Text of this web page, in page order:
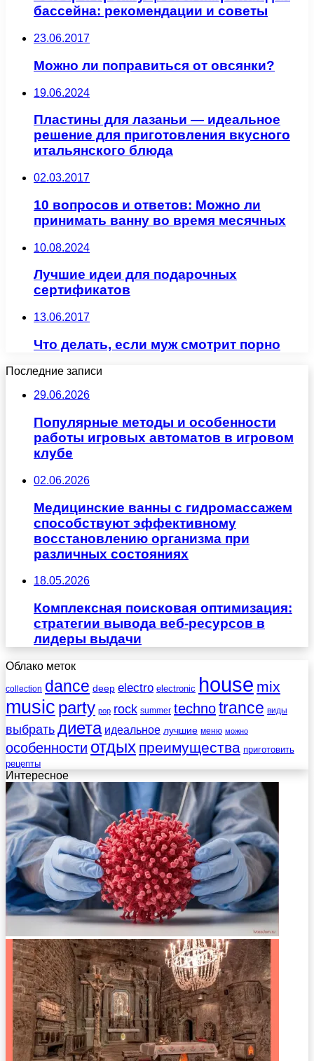
бассейна: рекомендации и советы
23.06.2017
Можно ли поправиться от овсянки?
19.06.2024
Пластины для лазаньи — идеальное
решение для приготовления вкусного
итальянского блюда
02.03.2017
10 вопросов и ответов: Можно ли
принимать ванну во время месячных
10.08.2024
Лучшие идеи для подарочных
сертификатов
13.06.2017
Что делать, если муж смотрит порно
Последние записи
29.06.2026
Популярные методы и особенности
работы игровых автоматов в игровом
клубе
02.06.2026
Медицинские ванны с гидромассажем
способствуют эффективному
восстановлению организма при
различных состояниях
18.05.2026
Комплексная поисковая оптимизация:
стратегии вывода веб-ресурсов в
лидеры выдачи
Облако меток
collection dance deep electro electronic house mix
music party pop rock summer technotrance виды
выбратьдиета идеальное лучшие меню можно
особенности отдых преимущества приготовить
рецепты
Интересное